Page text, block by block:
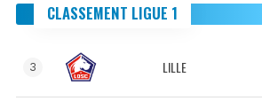
CLASSEMENT LIGUE 1
3 LILLE